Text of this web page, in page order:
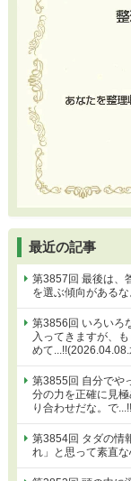
最近の記事
第3857回 最後は、
を選ぶ傾向がある
第3856回 いろいろ
入ってきますが、
めて...!!(2026.04.08.
第3855回 自分でや
分の力を正確に見
り合わせだな。で
第3854回 タダの情
れ」と思って素直